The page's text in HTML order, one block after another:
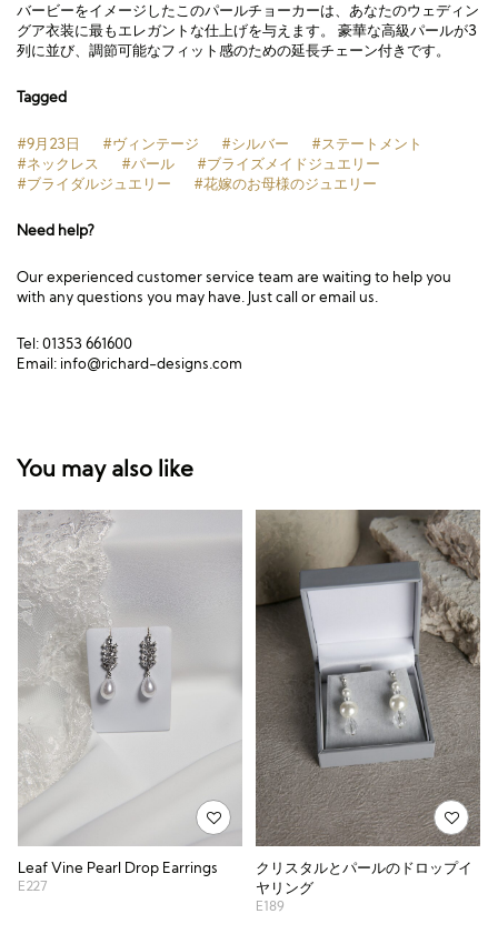
バービーをイメージしたこのパールチョーカーは、あなたのウェディン
グア衣装に最もエレガントな仕上げを与えます。 豪華な高級パールが3
列に並び、調節可能なフィット感のための延長チェーン付きです。
Tagged
#9月23日 #ヴィンテージ #シルバー
#ステートメント
#ネックレス
#パール
#ブライズメイドジュエリー
#ブライダルジュエリー
#花嫁のお母様のジュエリー
Need help?
Our experienced customer service team are waiting to help you
with any questions you may have. Just call or email us.
Tel: 01353 661600
Email: info@richard-designs.com
You may also like
Leaf Vine Pearl Drop Earrings
E227
クリスタルとパールのドロップイ
ヤリング
E189